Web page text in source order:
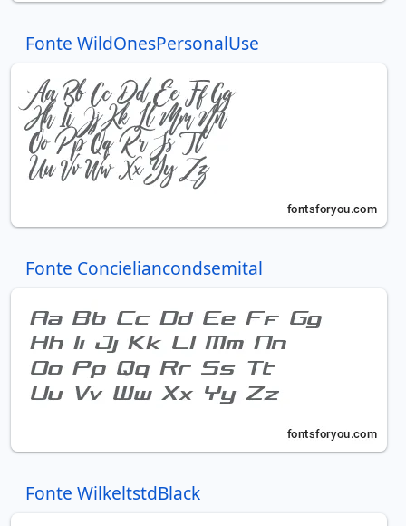
Fonte WildOnesPersonalUse
Fonte Concieliancondsemital
Fonte WilkeltstdBlack